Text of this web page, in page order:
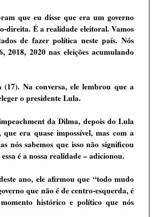
que eu disse que era um governo
direita. É a realidade eleitoral. Vamos
de fazer política neste país. Nós
2020 nas eleições acumulando
Na conversa, ele lembrou que a
o presidente Lula.
da Dilma, depois do Lula
era quase impossível, mas com a
nós sabemos que isso não significou
é a nossa realidade – adicionou.
ano, ele afirmou que “todo mudo
que não é de centro-esquerda, é
histórico e político que nós